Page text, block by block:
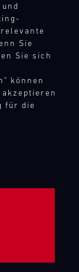
Sie
Sie sich
können
für die